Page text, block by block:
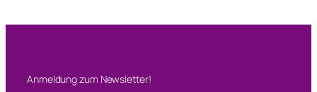
Anmeldung zum Newsletter!